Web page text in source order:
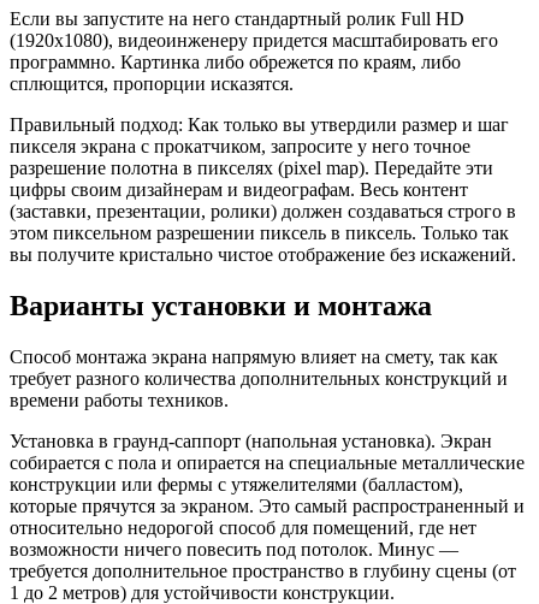
Если вы запустите на него стандартный ролик Full HD
(1920х1080), видеоинженеру придется масштабировать его
программно. Картинка либо обрежется по краям, либо
сплющится, пропорции исказятся.
Правильный подход: Как только вы утвердили размер и шаг
пикселя экрана с прокатчиком, запросите у него точное
разрешение полотна в пикселях (pixel map). Передайте эти
цифры своим дизайнерам и видеографам. Весь контент
(заставки, презентации, ролики) должен создаваться строго в
этом пиксельном разрешении пиксель в пиксель. Только так
вы получите кристально чистое отображение без искажений.
Варианты установки и монтажа
Способ монтажа экрана напрямую влияет на смету, так как
требует разного количества дополнительных конструкций и
времени работы техников.
Установка в граунд-саппорт (напольная установка). Экран
собирается с пола и опирается на специальные металлические
конструкции или фермы с утяжелителями (балластом),
которые прячутся за экраном. Это самый распространенный и
относительно недорогой способ для помещений, где нет
возможности ничего повесить под потолок. Минус —
требуется дополнительное пространство в глубину сцены (от
1 до 2 метров) для устойчивости конструкции.